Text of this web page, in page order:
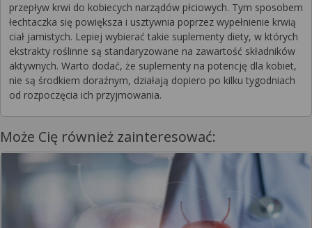
przepływ krwi do kobiecych narządów płciowych. Tym sposobem
łechtaczka się powiększa i usztywnia poprzez wypełnienie krwią
ciał jamistych. Lepiej wybierać takie suplementy diety, w których
ekstrakty roślinne są standaryzowane na zawartość składników
aktywnych. Warto dodać, że suplementy na potencję dla kobiet,
nie są środkiem doraźnym, działają dopiero po kilku tygodniach
od rozpoczęcia ich przyjmowania.
Może Cię również zainteresować: